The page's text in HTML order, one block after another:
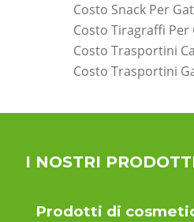
Costo Snack Per
Costo Tiragraffi Per
Costo Trasportini
Costo Trasportini
I NOSTRI
Prodotti di